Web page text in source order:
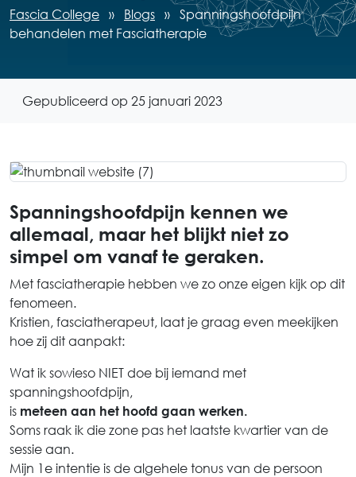
Fascia College » Blogs » Spanningshoofdpijn
behandelen met Fasciatherapie
Gepubliceerd op 25 januari 2023
Spanningshoofdpijn kennen we
allemaal, maar het blijkt niet zo
simpel om vanaf te geraken.
Met fasciatherapie hebben we zo onze eigen kijk op dit
fenomeen.
Kristien, fasciatherapeut, laat je graag even meekijken
hoe zij dit aanpakt:
Wat ik sowieso NIET doe bij iemand met
spanningshoofdpijn,
is meteen aan het hoofd gaan werken.
Soms raak ik die zone pas het laatste kwartier van de
sessie aan.
Mijn 1e intentie is de algehele tonus van de persoon